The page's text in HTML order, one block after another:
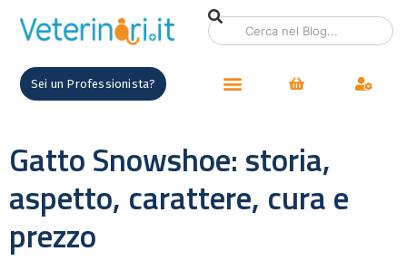
Sei un Professionista?
Gatto Snowshoe: storia,
aspetto, carattere, cura e
prezzo